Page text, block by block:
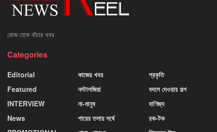
রোজ হোক বাঁচার খবর
Categories
Editorial
Featured
INTERVIEW
News
কাজের খবর
নস্টালজিয়া
না-মানুষ
পায়ের তলায় সর্ষে
প্রকৃতি
বদলে দেওয়ার গল্প
বাণিজ্য
রক-টক